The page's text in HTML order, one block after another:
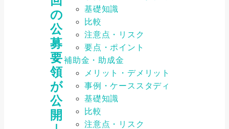
の
公
募
要
領
が
公
開
基礎知識
比較
注意点・リスク
要点・ポイント
補助金・助成金
メリット・デメリット
事例・ケーススタディ
基礎知識
比較
注意点・リスク